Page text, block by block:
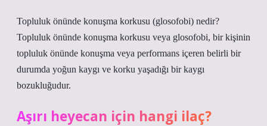
Topluluk önünde konuşma korkusu (glosofobi) nedir?
Topluluk önünde konuşma korkusu veya glosofobi, bir kişinin
topluluk önünde konuşma veya performans içeren belirli bir
durumda yoğun kaygı ve korku yaşadığı bir kaygı
bozukluğudur.
Aşırı heyecan için hangi ilaç?